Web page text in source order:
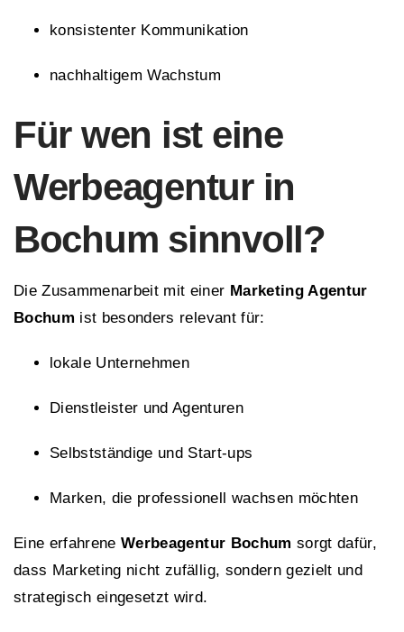
konsistenter Kommunikation
nachhaltigem Wachstum
Für wen ist eine
Werbeagentur in
Bochum sinnvoll?
Die Zusammenarbeit mit einer Marketing Agentur
Bochum ist besonders relevant für:
lokale Unternehmen
Dienstleister und Agenturen
Selbstständige und Start-ups
Marken, die professionell wachsen möchten
Eine erfahreneWerbeagentur Bochum sorgt dafür,
dass Marketing nicht zufällig, sondern gezielt und
strategisch eingesetzt wird.